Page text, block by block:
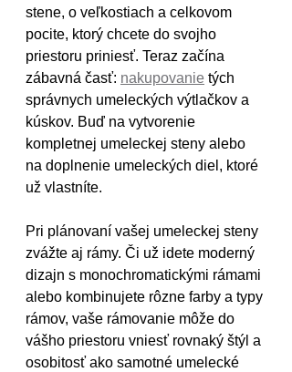
stene, o veľkostiach a celkovom
pocite, ktorý chcete do svojho
priestoru priniesť. Teraz začína
zábavná časť: nakupovanie tých
správnych umeleckých výtlačkov a
kúskov. Buď na vytvorenie
kompletnej umeleckej steny alebo
na doplnenie umeleckých diel, ktoré
už vlastníte.
Pri plánovaní vašej umeleckej steny
zvážte aj rámy. Či už idete moderný
dizajn s monochromatickými rámami
alebo kombinujete rôzne farby a typy
rámov, vaše rámovanie môže do
vášho priestoru vniesť rovnaký štýl a
osobitosť ako samotné umelecké